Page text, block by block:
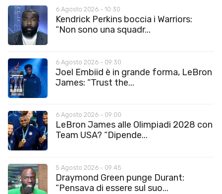
6 Agosto 2026 - 10:30
Kendrick Perkins boccia i Warriors:
“Non sono una squadr...
6 Agosto 2026 - 09:30
Joel Embiid è in grande forma, LeBron
James: “Trust the...
6 Agosto 2026 - 09:00
LeBron James alle Olimpiadi 2028 con
Team USA? “Dipende...
5 Agosto 2026 - 09:45
Draymond Green punge Durant:
“Pensava di essere sul suo...